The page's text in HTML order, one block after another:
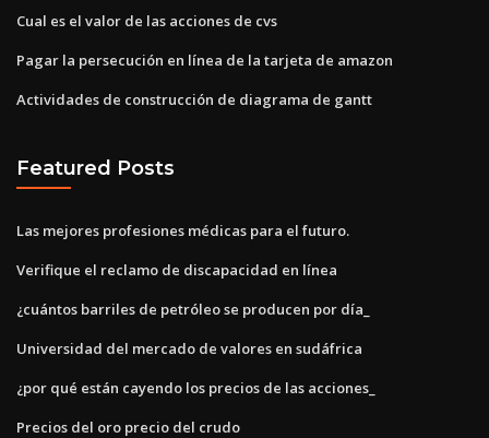
Cual es el valor de las acciones de cvs
Pagar la persecución en línea de la tarjeta de amazon
Actividades de construcción de diagrama de gantt
Featured Posts
Las mejores profesiones médicas para el futuro.
Verifique el reclamo de discapacidad en línea
¿cuántos barriles de petróleo se producen por día_
Universidad del mercado de valores en sudáfrica
¿por qué están cayendo los precios de las acciones_
Precios del oro precio del crudo